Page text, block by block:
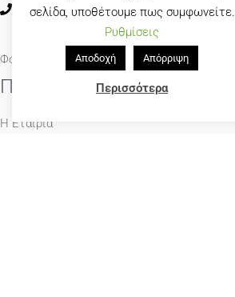
2310 461623
2310 461623
Φόρμα Επικοινωνίας
Πλοήγηση
Η Εταιρία
σελίδα, υποθέτουμε πως συμφωνείτε.
Ρυθμίσεις
Αποδοχή Απόρριψη
Περισσότερα